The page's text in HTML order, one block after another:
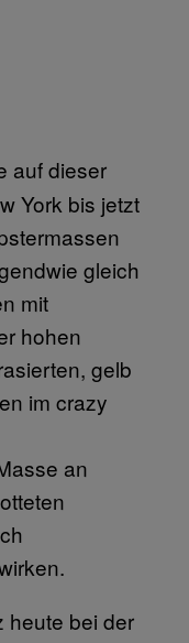
auf dieser
York bis jetzt
gleich
mit
hohen
gelb
im crazy
an
heute bei der